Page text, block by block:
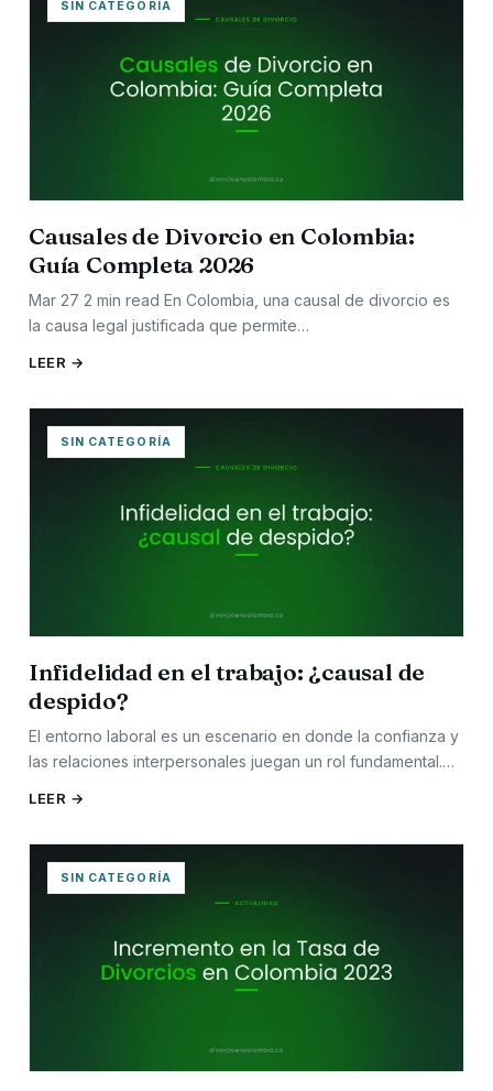
SIN CATEGORÍA
Causales de Divorcio en Colombia:
Guía Completa 2026
Mar 27 2 min read En Colombia, una causal de divorcio es
la causa legal justificada que permite…
LEER →
SIN CATEGORÍA
Infidelidad en el trabajo: ¿causal de
despido?
El entorno laboral es un escenario en donde la confianza y
las relaciones interpersonales juegan un rol fundamental.…
LEER →
SIN CATEGORÍA